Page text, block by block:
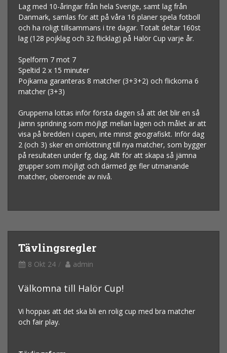
Lag med 10-åringar från hela Sverige, samt lag från
Danmark, samlas för att på våra 16 planer spela fotboll
och ha roligt tillsammans i tre dagar. Totalt deltar 160st
lag (128 pojklag och 32 flicklag) på Halör Cup varje år.
Spelform 7 mot 7
Speltid 2 x 15 minuter
Pojkarna garanteras 8 matcher (3+3+2) och flickorna 6
matcher (3+3)
Grupperna lottas inför första dagen så att det blir en så
jämn spridning som möjligt mellan lagen och målet är att
visa på bredden i cupen, inte minst geografiskt. Inför dag
2 (och 3) sker en omlottning till nya matcher, som bygger
på resultaten under fg. dag. Allt för att skapa så jämna
grupper som möjligt och därmed ge fler utmanande
matcher, oberoende av nivå.
Tävlingsregler
8 Okt 24 admin
Välkomna till Halör Cup!
Vi hoppas att det ska bli en rolig cup med bra matcher
och fair play.